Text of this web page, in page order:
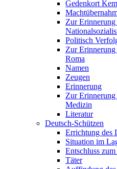
Gedenkort
Zur Erinnerung
Politisch
Zur
Roma
Namen
Zeugen
Erinnerung
Zur
Medizin
Literatur
Deutsch-Schützen
Errichtung des
Situation im
Entschluss
Täter